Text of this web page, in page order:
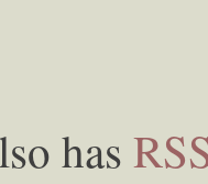
has